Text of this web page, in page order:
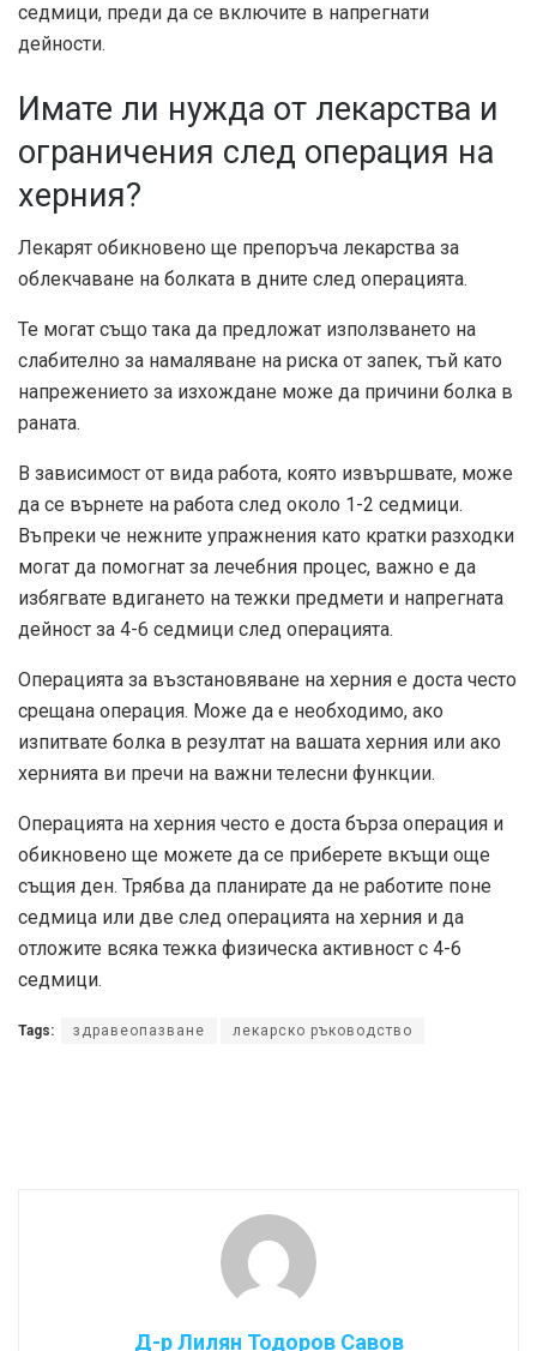
седмици, преди да се включите в напрегнати
дейности.
Имате ли нужда от лекарства и
ограничения след операция на
херния?
Лекарят обикновено ще препоръча лекарства за
облекчаване на болката в дните след операцията.
Те могат също така да предложат използването на
слабително за намаляване на риска от запек, тъй като
напрежението за изхождане може да причини болка в
раната.
В зависимост от вида работа, която извършвате, може
да се върнете на работа след около 1-2 седмици.
Въпреки че нежните упражнения като кратки разходки
могат да помогнат за лечебния процес, важно е да
избягвате вдигането на тежки предмети и напрегната
дейност за 4-6 седмици след операцията.
Операцията за възстановяване на херния е доста често
срещана операция. Може да е необходимо, ако
изпитвате болка в резултат на вашата херния или ако
хернията ви пречи на важни телесни функции.
Операцията на херния често е доста бърза операция и
обикновено ще можете да се приберете вкъщи още
същия ден. Трябва да планирате да не работите поне
седмица или две след операцията на херния и да
отложите всяка тежка физическа активност с 4-6
седмици.
Tags: здравеопазване лекарско ръководство
Д-р Лилян Тодоров Савов